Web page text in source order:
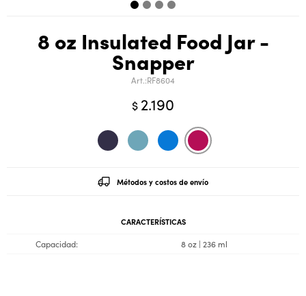
8 oz Insulated Food Jar -
Snapper
RF8604
$ 2.190
Métodos y costos de envío
CARACTERÍSTICAS
Capacidad 8 oz | 236 ml